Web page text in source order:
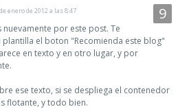
enero de 2012 a las 8:47
nuevamente por este post. Te
el boton "Recomienda este blog"
en texto y en otro lugar, y por
ese texto, si se despliega el contenedor
flotante, y todo bien.